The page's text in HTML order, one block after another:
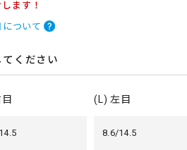
ます！
ついて
ください
(L) 左目
8.6/14.5